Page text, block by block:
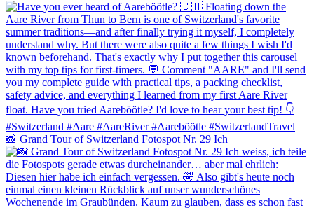
📸 Grand Tour of Switzerland Fotospot Nr. 29 Ich